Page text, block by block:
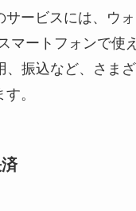
サービスには、ウ
マートフォンで使
、振込など、さま
。